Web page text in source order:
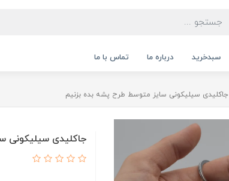
سبدخرید درباره ما تماس با ما
جاکلیدی سیلیکونی سایز متوسط طرح پشه بده بزنیم
جاکلیدی سیلیکونی